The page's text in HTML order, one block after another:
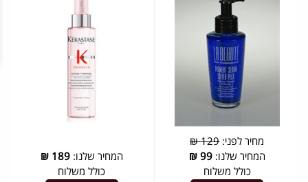
מחיר לפני:129 ₪
המחיר שלנו:99
₪
כולל משלוח
המחיר שלנו:189
₪
כולל משלוח